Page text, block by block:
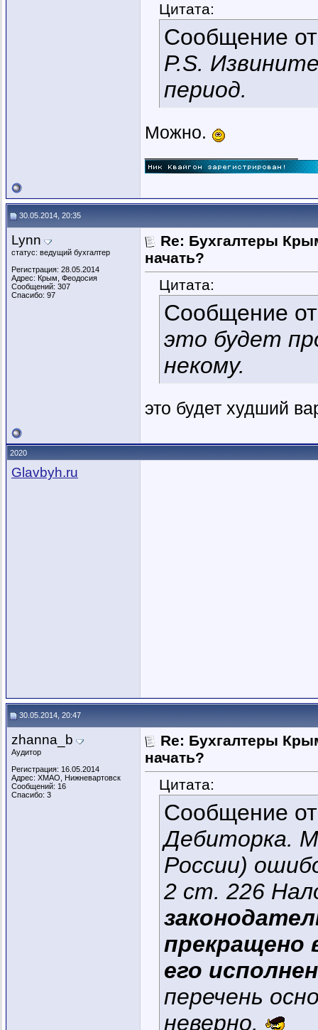
Цитата:
Сообщение
P.S.
период.
Можно.
30.05.2014, 20:35
Lynn
статус: ведущий бухгалтер
Регистрация: 28.05.2014
Адрес: Крым, Феодосия
Сообщений: 307
Спасибо: 97
Re: Бухгалтеры
начать?
Цитата:
Сообщение
это будет
некому.
это будет худший
2020
Glavbyh.ru
30.05.2014, 20:47
zhanna_b
Аудитор
Регистрация: 16.05.2014
Адрес: ХМАО, Нижневартовск
Сообщений: 16
Спасибо: 3
Re: Бухгалтеры
начать?
Цитата:
Сообщение
Дебиторка.
России)
2 ст. 226
прекращено
его
перечень
неверно.